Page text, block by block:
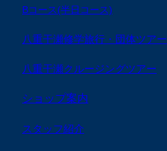
Bコース(半日コース)
八重干瀬修学旅行・団体ツアー
八重干瀬クルージングツアー
ショップ案内
スタッフ紹介